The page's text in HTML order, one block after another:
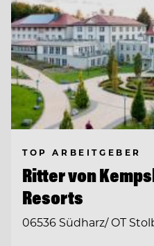
TOP ARBEITGEBER
Ritter von
Resorts
06536 Südharz/ OT